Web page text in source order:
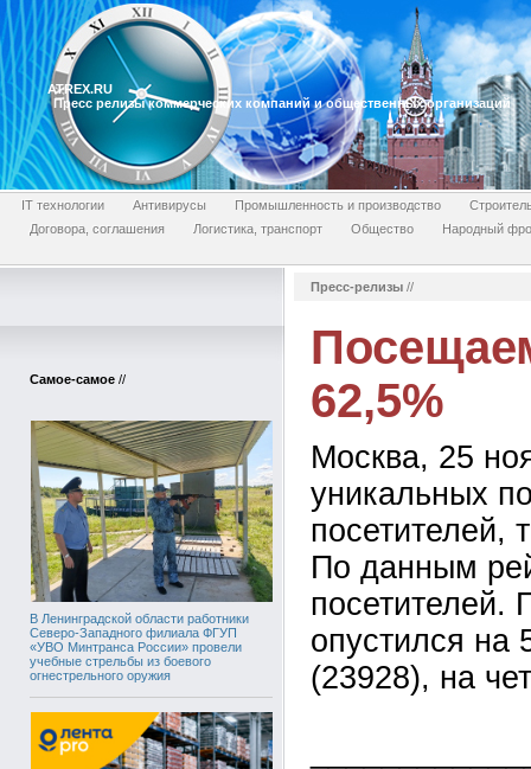
ATREX.RU
Пресс релизы коммерческих компаний и общественных организаций
IT технологии Антивирусы Промышленность и производство
Договора, соглашения
Логистика, транспорт Общество Народный
Самое-самое //
В Ленинградской области работники
Северо-Западного филиала ФГУП
«УВО Минтранса России» провели
учебные стрельбы из боевого
огнестрельного оружия
Пресс-релизы //
62,5%
Москва, 25
уникальных
посетителей,
По данным
опустился
(23928), на